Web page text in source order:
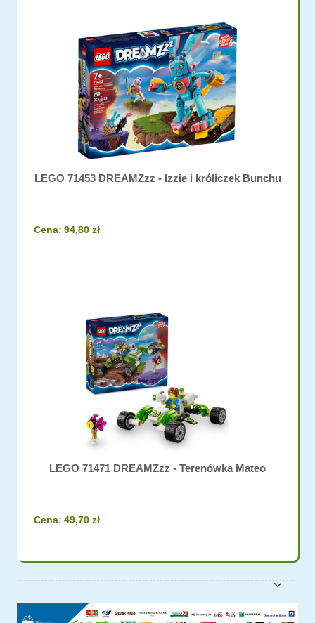
LEGO 71453 DREAMZzz - Izzie i króliczek Bunchu
Cena: 94,80 zł
LEGO 71471 DREAMZzz - Terenówka Mateo
Cena: 49,70 zł